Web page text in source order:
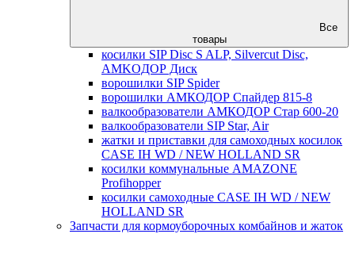
Все
товары
косилки SIP Disc S ALP, Silvercut Disc,
AMKOДОР Диск
ворошилки SIP Spider
ворошилки АМКОДОР Спайдер 815-8
валкообразователи АМКОДОР Стар 600-20
валкообразователи SIP Star, Air
жатки и приставки для самоходных косилок
CASE IH WD / NEW HOLLAND SR
косилки коммунальные AMAZONE
Profihopper
косилки самоходные CASE IH WD / NEW
HOLLAND SR
Запчасти для кормоуборочных комбайнов и жаток